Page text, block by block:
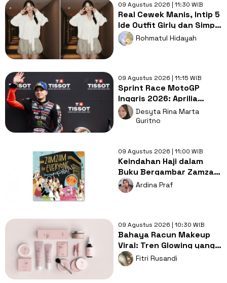
09 Agustus 2026 | 11:30 WIB
Real Cewek Manis, Intip 5
Ide Outfit Girly dan Simpel
ala Chae SooBin!
Rohmatul Hidayah
09 Agustus 2026 | 11:15 WIB
Sprint Race MotoGP
Inggris 2026: Aprilia
Tampil Dominan, Ducati
Kesulitan
Desyta Rina Marta
Guritno
09 Agustus 2026 | 11:00 WIB
Keindahan Haji dalam
Buku Bergambar Zamzam
for Everyone
Ardina Praf
09 Agustus 2026 | 10:30 WIB
Bahaya Racun Makeup
Viral: Tren Glowing yang
Merusak Kulit Wajah
Fitri Rusandi